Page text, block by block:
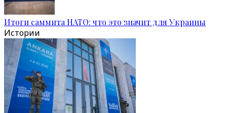
Итоги саммита НАТО: что это значит для Украины
Истории